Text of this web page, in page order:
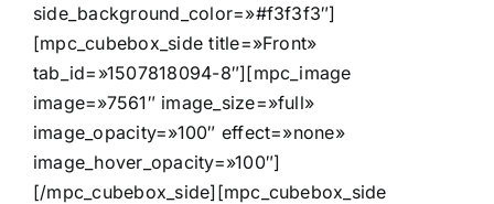
side_background_color=»#f3f3f3″]
[mpc_cubebox_side title=»Front»
tab_id=»1507818094-8″][mpc_image
image=»7561″ image_size=»full»
image_opacity=»100″ effect=»none»
image_hover_opacity=»100″]
[/mpc_cubebox_side][mpc_cubebox_side